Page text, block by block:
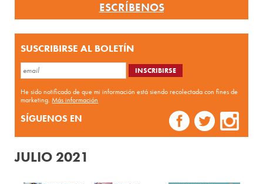
ESCRÍBENOS
SUSCRIBIRSE AL BOLETÍN
He sido notificado de que mi información está siendo recolectada con fines de
marketing.Más información
SÍGUENOS EN
JULIO 2021